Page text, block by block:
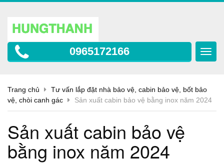
0965172166
Trang chủ
Tư vấn lắp đặt nhà bảo vệ, cabin bảo vệ, bốt bảo
vệ, chòi canh gác
Sản xuất cabin bảo vệ bằng inox năm 2024
Sản xuất cabin bảo vệ
bằng inox năm 2024